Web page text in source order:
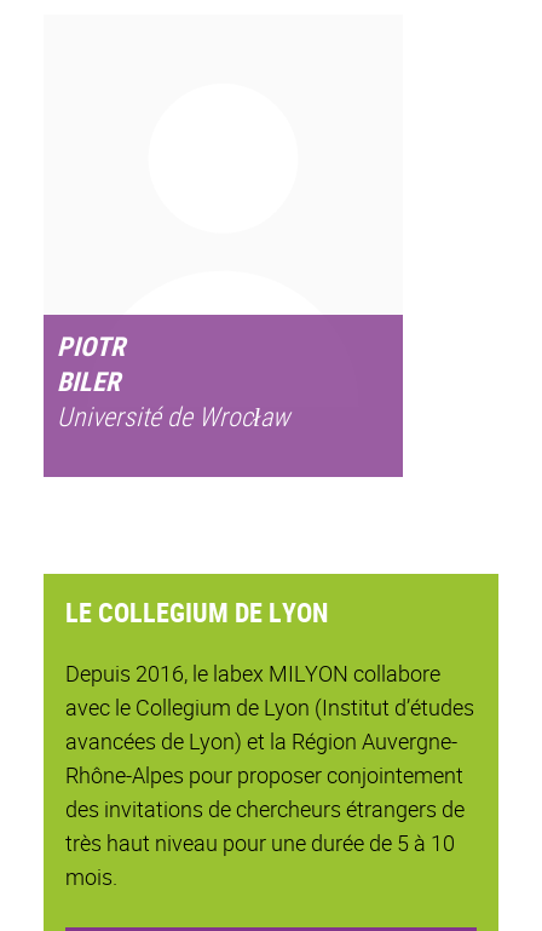
PIOTR
BILER
Université de Wrocław
LE COLLEGIUM DE LYON
Depuis 2016, le labex MILYON collabore
avec le Collegium de Lyon (Institut d’études
avancées de Lyon) et la Région Auvergne-
Rhône-Alpes pour proposer conjointement
des invitations de chercheurs étrangers de
très haut niveau pour une durée de 5 à 10
mois.